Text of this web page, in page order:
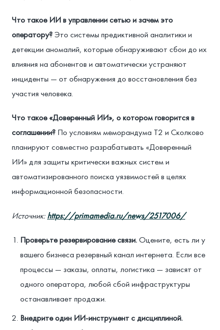
Что такое ИИ в управлении сетью и зачем это
оператору?Это системы предиктивной аналитики и
детекции аномалий, которые обнаруживают сбои до их
влияния на абонентов и автоматически устраняют
инциденты — от обнаружения до восстановления без
участия человека.
Что такое «Доверенный ИИ», о котором говорится в
соглашении? По условиям меморандума Т2 и Сколково
планируют совместно разрабатывать «Доверенный
ИИ» для защиты критически важных систем и
автоматизированного поиска уязвимостей в целях
информационной безопасности.
Источник:https://primamedia.ru/news/2517006/
Проверьте резервирование связи.Оцените, есть ли у
вашего бизнеса резервный канал интернета. Если все
процессы — заказы, оплаты, логистика — зависят от
одного оператора, любой сбой инфраструктуры
останавливает продажи.
Внедрите один ИИ-инструмент с дисциплиной.